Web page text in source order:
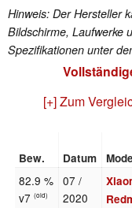
Hinweis: Der Hersteller
Bildschirme, Laufwerke
Spezifikationen unter
[+] Zum
Bew. Datum
82.9 %
v7(old)
07 /
2020